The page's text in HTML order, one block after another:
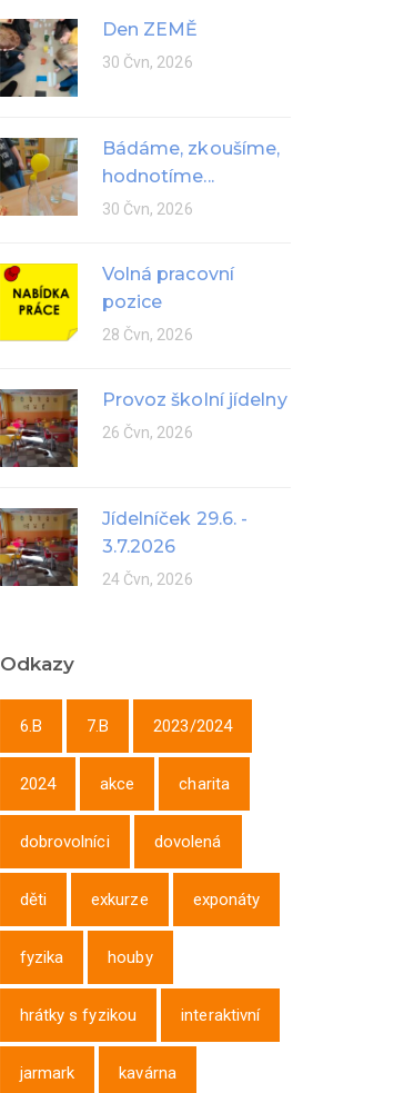
Den ZEMĚ
30 Čvn, 2026
Bádáme, zkoušíme,
hodnotíme...
30 Čvn, 2026
Volná pracovní
pozice
28 Čvn, 2026
Provoz školní jídelny
26 Čvn, 2026
Jídelníček 29.6. -
3.7.2026
24 Čvn, 2026
Odkazy
6.B 7.B 2023/2024
2024 akce charita
dobrovolníci dovolená
děti exkurze exponáty
fyzika houby
hrátky s fyzikou interaktivní
jarmark kavárna